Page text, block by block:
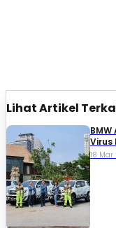
Lihat Artikel
Virus
18